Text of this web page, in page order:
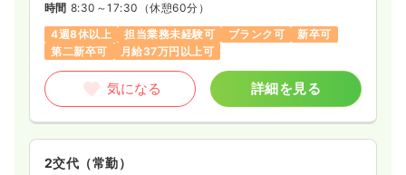
時間 8:30～17:30 （休憩60分）
日祝休み
4週8休以上 担当業務未経験可
第二新卒可
月給22万円以上可
気になる 詳細を見る
日勤のみ（パート）
時間 8:30～17:30 （休憩60分）
4週8休以上
担当業務未経験可 ブランク可
新卒可
第二新卒可
月給37万円以上可
気になる 詳細を見る
2交代（常勤）